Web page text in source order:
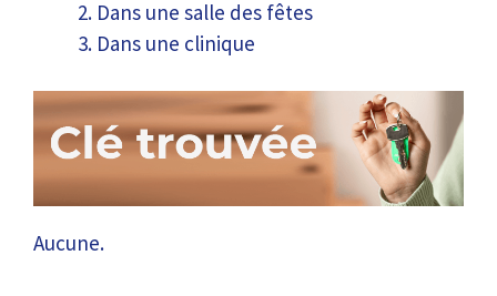
Dans une salle des fêtes
Dans une clinique
Aucune.